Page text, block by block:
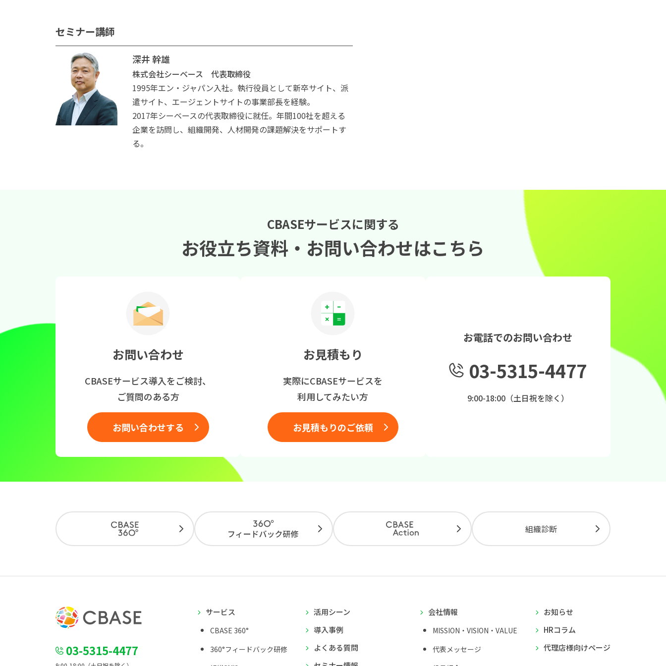
セミナー講師
深井 幹雄
株式会社シーベース 代表取締役
1995年エン・ジャパン入社。執行役員として新卒サイト、派
遣サイト、エージェントサイトの事業部長を経験。
2017年シーベースの代表取締役に就任。年間100社を超える
企業を訪問し、組織開発、人材開発の課題解決をサポートす
る。
CBASEサービスに関する
お役立ち資料・ お問い合わせはこちら
お問い合わせ
CBASEサービス導入をご検討、
ご質問のある方
お問い合わせする
お見積もり
実際にCBASEサービスを
利用してみたい方
お見積もりのご依頼
お電話でのお問い合わせ
03-5315-4477
9:00-18:00（土日祝を除く）
組織診断
サービス
CBASE 360°
360°フィードバック研修
活用シーン
導入事例
よくある質問
会社情報
MISSION・VISION・VALUE
代表メッセージ
お知らせ
HRコラム
代理店様向けページ
03-5315-4477